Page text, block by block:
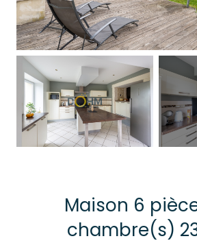
Maison 6 pièce(s) 4